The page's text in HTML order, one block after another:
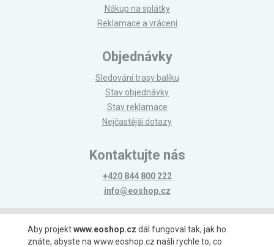
Nákup na splátky
Reklamace a vrácení
Objednávky
Sledování trasy balíku
Stav objednávky
Stav reklamace
Nejčastější dotazy
Kontaktujte nás
+420 844 800 222
info@eoshop.cz
Možnosti platby
Aby projektwww.eoshop.cz dál fungoval tak, jak ho
znáte, abyste na www.eoshop.cz našli rychle to, co